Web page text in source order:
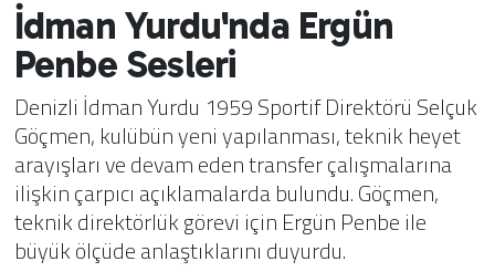
İdman Yurdu'nda Ergün
Penbe Sesleri
Denizli İdman Yurdu 1959 Sportif Direktörü Selçuk
Göçmen, kulübün yeni yapılanması, teknik heyet
arayışları ve devam eden transfer çalışmalarına
ilişkin çarpıcı açıklamalarda bulundu. Göçmen,
teknik direktörlük görevi için Ergün Penbe ile
büyük ölçüde anlaştıklarını duyurdu.
Ekonomi
Dünya
Spor
Magazin
Teknoloji
Puan Durumu ve Fikstür
Tüm Manşetler
Son Dakika Haberleri
Haber Arşivi